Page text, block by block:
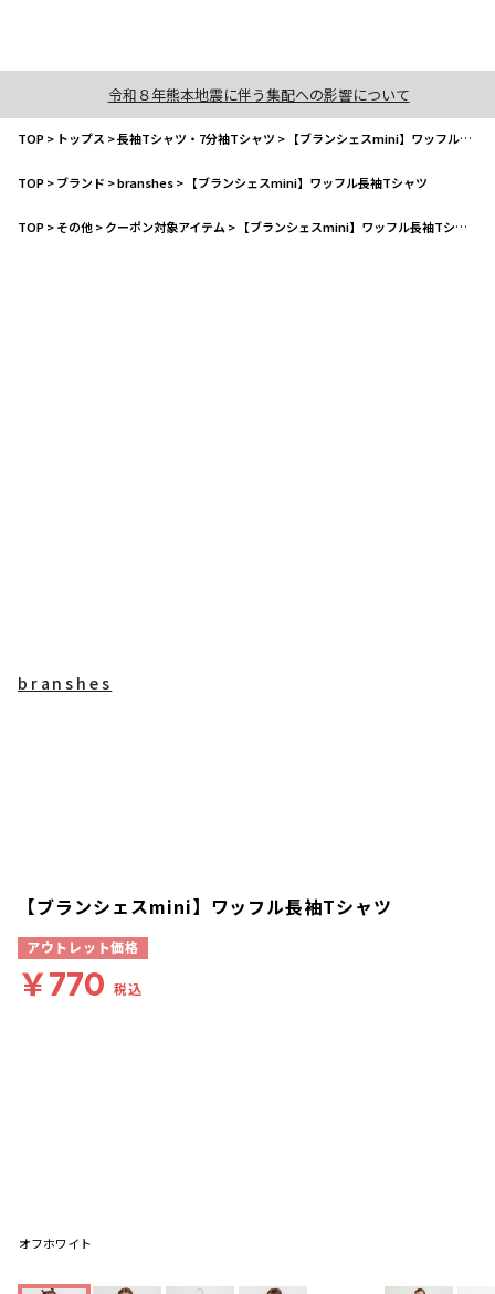
令和８年熊本地震に伴う集配への影響について
TOP> トップス >長袖Tシャツ・7分袖Tシャツ > 【ブランシェスmini】ワッフル長袖Tシャツ
TOP>ブランド >branshes> 【ブランシェスmini】ワッフル長袖Tシャツ
TOP>その他>クーポン対象アイテム > 【ブランシェスmini】ワッフル長袖Tシャツ
オフホワイト
branshes
【ブランシェスmini】ワッフル長袖Tシャツ
アウトレット価格
￥770 税込